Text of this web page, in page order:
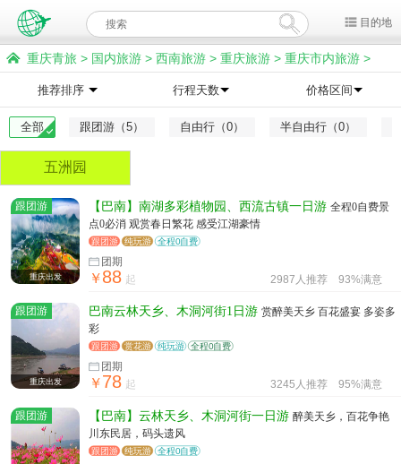
目的地
重庆青旅 > 国内旅游 > 西南旅游 > 重庆旅游 > 重庆市内旅游 >
巴南旅游
推荐排序 行程天数 价格区间
全部 跟团游（5） 自由行（0） 半自由行（0）
五洲园
跟团游
重庆出发
【巴南】南湖多彩植物园、西流古镇一日游 全程0自费景
点0必消 观赏春日繁花 感受江湖豪情
跟团游 纯玩游 全程0自费
团期
￥88 起 2987人推荐 93%满意
跟团游
重庆出发
巴南云林天乡、木洞河街1日游 赏醉美天乡 百花盛宴 多姿多
彩
跟团游 赏花游 纯玩游 全程0自费
团期
￥78 起 3245人推荐 95%满意
跟团游 【巴南】云林天乡、木洞河街一日游 醉美天乡，百花争艳
川东民居，码头遗风
跟团游 纯玩游 全程0自费